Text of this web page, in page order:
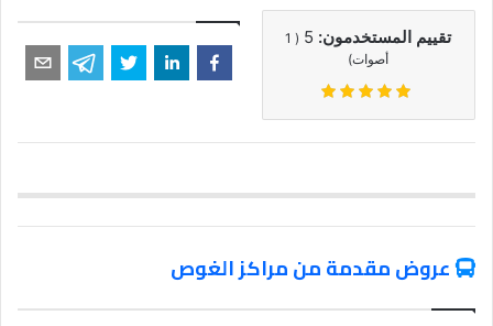
تقييم المستخدمون: 5
(
1
أصوات)
عروض مقدمة من مراكز الغوص